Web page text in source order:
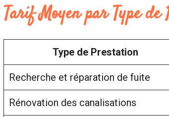
Tarif Moyen par Type de
Type de Prestation
Recherche et réparation de fuite
Rénovation des canalisations